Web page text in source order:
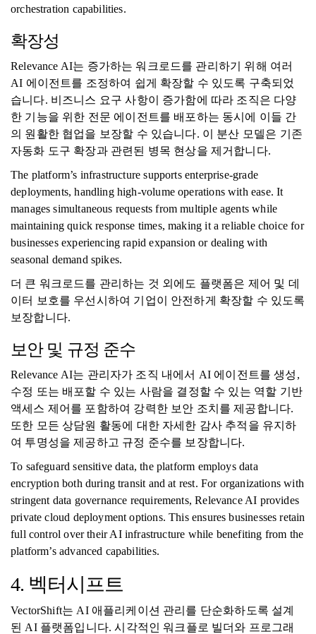
orchestration capabilities.
확장성
Relevance AI는 증가하는 워크로드를 관리하기 위해 여러
AI 에이전트를 조정하여 쉽게 확장할 수 있도록 구축되었
습니다. 비즈니스 요구 사항이 증가함에 따라 조직은 다양
한 기능을 위한 전문 에이전트를 배포하는 동시에 이들 간
의 원활한 협업을 보장할 수 있습니다. 이 분산 모델은 기존
자동화 도구 확장과 관련된 병목 현상을 제거합니다.
The platform’s infrastructure supports enterprise-grade
deployments, handling high-volume operations with ease. It
manages simultaneous requests from multiple agents while
maintaining quick response times, making it a reliable choice for
businesses experiencing rapid expansion or dealing with
seasonal demand spikes.
더 큰 워크로드를 관리하는 것 외에도 플랫폼은 제어 및 데
이터 보호를 우선시하여 기업이 안전하게 확장할 수 있도록
보장합니다.
보안 및 규정 준수
Relevance AI는 관리자가 조직 내에서 AI 에이전트를 생성,
수정 또는 배포할 수 있는 사람을 결정할 수 있는 역할 기반
액세스 제어를 포함하여 강력한 보안 조치를 제공합니다.
또한 모든 상담원 활동에 대한 자세한 감사 추적을 유지하
여 투명성을 제공하고 규정 준수를 보장합니다.
To safeguard sensitive data, the platform employs data
encryption both during transit and at rest. For organizations with
stringent data governance requirements, Relevance AI provides
private cloud deployment options. This ensures businesses retain
full control over their AI infrastructure while benefiting from the
platform’s advanced capabilities.
4. 벡터시프트
VectorShift는 AI 애플리케이션 관리를 단순화하도록 설계
된 AI 플랫폼입니다. 시각적인 워크플로 빌더와 프로그래